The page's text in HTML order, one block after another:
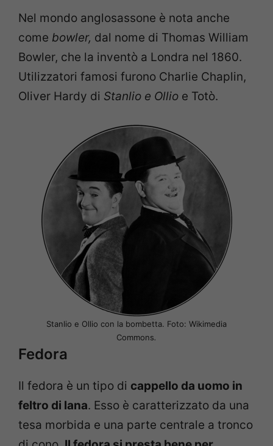
Nel mondo anglosassone è nota anche
come bowler, dal nome di Thomas William
Bowler, che la inventò a Londra nel 1860.
Utilizzatori famosi furono Charlie Chaplin,
Oliver Hardy di Stanlio e Ollio e Totò.
Stanlio e Ollio con la bombetta. Foto: Wikimedia
Commons.
Fedora
Il fedora è un tipo di cappello da uomo in
feltro di lana. Esso è caratterizzato da una
tesa morbida e una parte centrale a tronco